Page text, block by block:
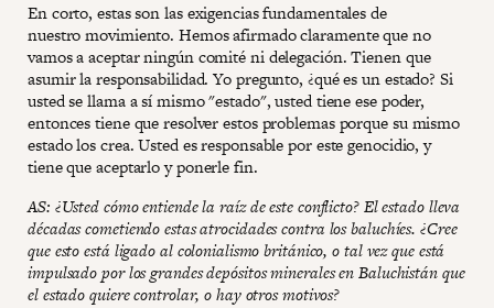
En corto, estas son las exigencias fundamentales de
nuestro movimiento. Hemos afirmado claramente que no
vamos a aceptar ningún comité ni delegación. Tienen que
asumir la responsabilidad. Yo pregunto, ¿qué es un estado? Si
usted se llama a sí mismo "estado", usted tiene ese poder,
entonces tiene que resolver estos problemas porque su mismo
estado los crea. Usted es responsable por este genocidio, y
tiene que aceptarlo y ponerle fin.
AS: ¿Usted cómo entiende la raíz de este conflicto? El estado lleva
décadas cometiendo estas atrocidades contra los baluchíes. ¿Cree
que esto está ligado al colonialismo británico, o tal vez que está
impulsado por los grandes depósitos minerales en Baluchistán que
el estado quiere controlar, o hay otros motivos?